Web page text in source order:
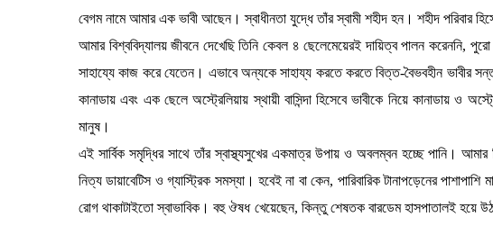
বেগম নামে আমার এক ভাবী আছেন। স্বাধীনতা যুদ্ধে তাঁর স্বামী শহীদ হন। শহীদ পরিবার
আমার বিশ্ববিদ্যালয় জীবনে দেখেছি তিনি কেবল ৪ ছেলেমেয়েরই দায়িত্ব পালন করেননি,
সাহায্যে কাজ করে যেতেন। এভাবে অন্যকে সাহায্য করতে করতে বিত্ত-বৈভবহীন ভাবীর
কানাডায় এবং এক ছেলে অস্ট্রেলিয়ায় স্থায়ী বাসিন্দা হিসেবে ভাবীকে নিয়ে কানাডায় ও
মানুষ।
এই সার্বিক সমৃদ্ধির সাথে তাঁর স্বাস্থ্যসুখের একমাত্র উপায় ও অবলম্বন হচ্ছে পানি।
নিত্য ডায়াবেটিস ও গ্যাস্ট্রিক সমস্যা। হবেই না বা কেন, পারিবারিক টানাপড়েনের
রোগ থাকাটাইতো স্বাভাবিক। বহু ঔষধ খেয়েছেন, কিন্তু শেষতক বারডেম হাসপাতালই হয়ে